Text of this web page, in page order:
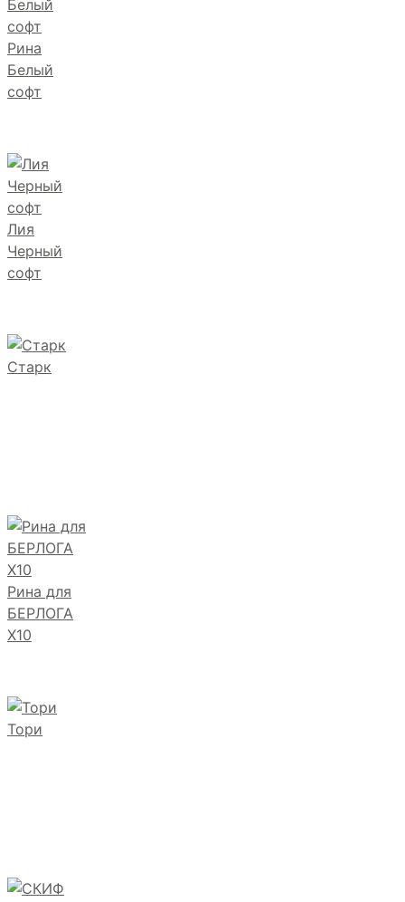
Рина
Белый
софт
Лия
Черный
софт
Старк
Рина для
БЕРЛОГА
Х10
Тори